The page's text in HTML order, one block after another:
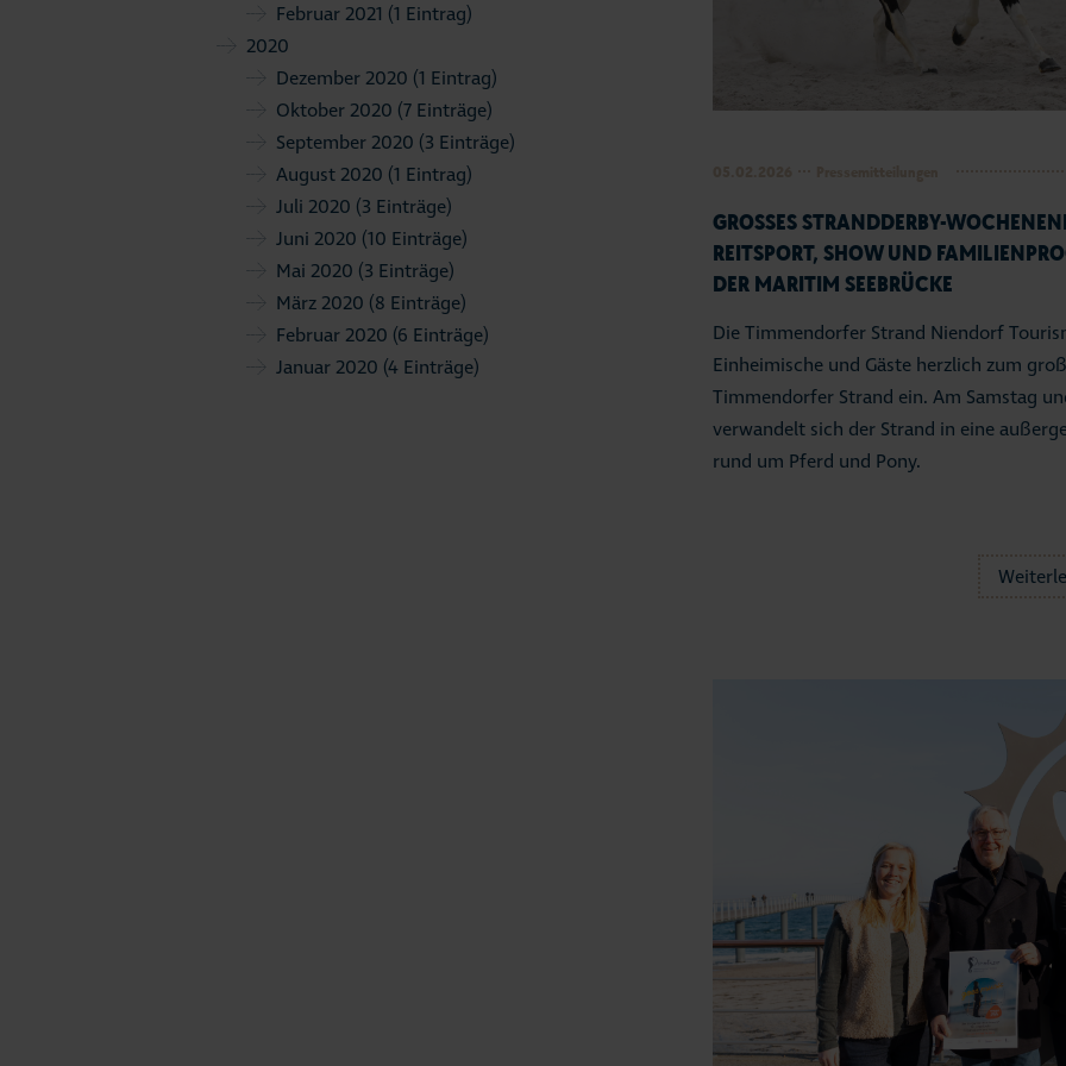
Februar 2021 (1 Eintrag)
2020
Dezember 2020 (1 Eintrag)
Oktober 2020 (7 Einträge)
September 2020 (3 Einträge)
August 2020 (1 Eintrag)
Juli 2020 (3 Einträge)
Juni 2020 (10 Einträge)
Mai 2020 (3 Einträge)
März 2020 (8 Einträge)
Februar 2020 (6 Einträge)
Januar 2020 (4 Einträge)
GROSSES STRANDDERBY-
EITSPORT, SHOW UND
ER MARITIM SEEBRÜCKE
Die Timmendorfer Strand Niendorf
Einheimische und Gäste herzlich zum
Timmendorfer Strand ein. Am Samstag
verwandelt sich der Strand in eine
rund um Pferd und Pony.